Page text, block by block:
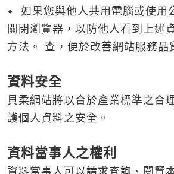
• 如果您與他人共用電腦或使用
關閉瀏覽器，以防他人看到上述
方法。 查，便於改善網站服務品
資料安全
貝柔網站將以合於產業標準之合
護個人資料之安全。
資料當事人之權利
資料當事人可以請求查詢、閱覽